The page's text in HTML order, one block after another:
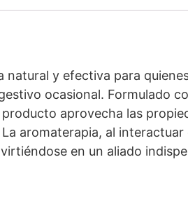
natural y efectiva para
ocasional. Formulado
aprovecha las
aromaterapia, al interactuar
en un aliado